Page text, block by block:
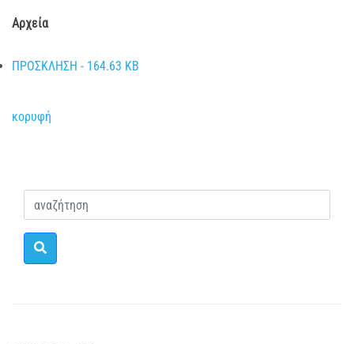
Αρχεία
ΠΡΟΣΚΛΗΣΗ - 164.63 KB
κορυφή